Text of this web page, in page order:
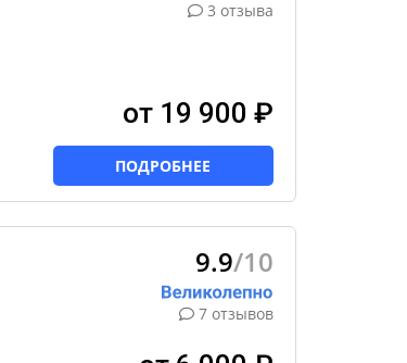
3 отзыва
от 19 900 ₽
ПОДРОБНЕЕ
9.9/10
7 отзывов